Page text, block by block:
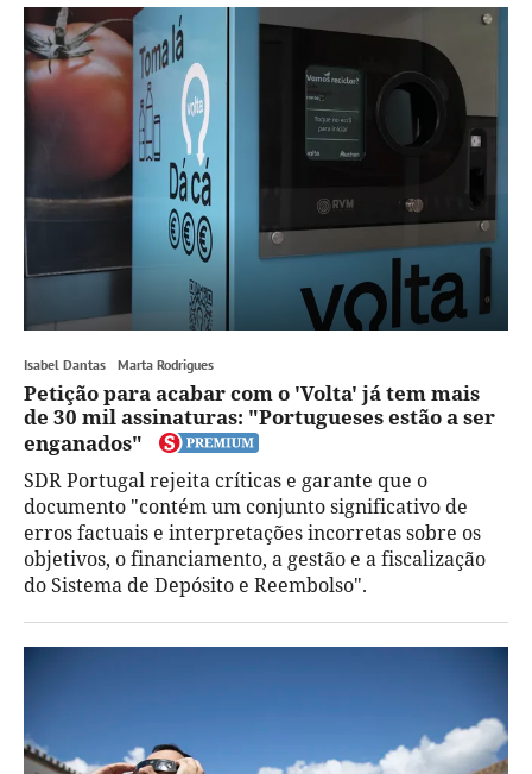
Isabel Dantas Marta Rodrigues
Petição para acabar com o 'Volta' já tem mais
de 30 mil assinaturas: "Portugueses estão a ser
enganados"
SDR Portugal rejeita críticas e garante que o
documento "contém um conjunto significativo de
erros factuais e interpretações incorretas sobre os
objetivos, o financiamento, a gestão e a fiscalização
do Sistema de Depósito e Reembolso".